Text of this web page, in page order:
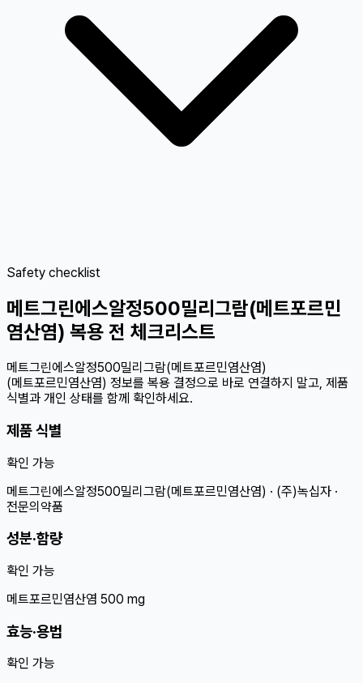
Safety checklist
메트그린에스알정500밀리그람(메트포르민
염산염) 복용 전 체크리스트
메트그린에스알정500밀리그람(메트포르민염산염)
(메트포르민염산염) 정보를 복용 결정으로 바로 연결하지 말고, 제품
식별과 개인 상태를 함께 확인하세요.
제품 식별
확인 가능
메트그린에스알정500밀리그람(메트포르민염산염) · (주)녹십자 ·
전문의약품
성분·함량
확인 가능
메트포르민염산염 500 mg
효능·용법
확인 가능